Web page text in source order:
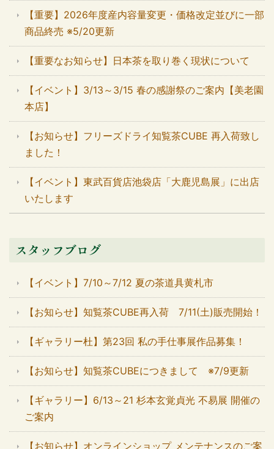
【重要】2026年度産内容量変更・価格改定並びに一部
商品終売 ※5/20更新
【重要なお知らせ】日本茶を取り巻く現状について
【イベント】3/13～3/15 春の感謝祭のご案内【美老園
本店】
【お知らせ】フリーズドライ知覧茶CUBE 再入荷致し
ました！
【イベント】東武百貨店池袋店「大鹿児島展」に出店
いたします
スタッフブログ
【イベント】7/10～7/12 夏の茶道具黄札市
【お知らせ】知覧茶CUBE再入荷 7/11(土)販売開始！
【ギャラリー杜】第23回 私の手仕事展作品募集！
【お知らせ】知覧茶CUBEにつきまして ※7/9更新
【ギャラリー】6/13～21 杉本玄覚貞光 不易展 開催の
ご案内
【お知らせ】オンラインショップ メンテナンスのご案